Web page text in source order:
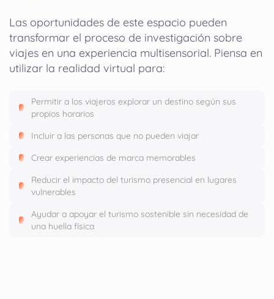
Las oportunidades de este espacio pueden
transformar el proceso de investigación sobre
viajes en una experiencia multisensorial. Piensa en
utilizar la realidad virtual para:
Permitir a los viajeros explorar un destino según sus
propios horarios
Incluir a las personas que no pueden viajar
Crear experiencias de marca memorables
Reducir el impacto del turismo presencial en lugares
vulnerables
Ayudar a apoyar el turismo sostenible sin necesidad de
una huella física